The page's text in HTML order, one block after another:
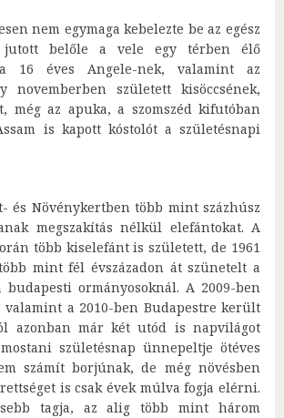
nem egymaga kebelezte be az egész
jutott belőle a vele egy térben élő
16 éves Angele-nek, valamint az
novemberben született kisöccsének,
még az apuka, a szomszéd kifutóban
is kapott kóstolót a születésnapi
és Növénykertben több mint százhúsz
megszakítás nélkül elefántokat. A
több kiselefánt is született, de 1961
mint fél évszázadon át szünetelt a
budapesti ormányosoknál. A 2009-ben
valamint a 2010-ben Budapestre került
azonban már két utód is napvilágot
születésnap ünnepeltje ötéves
számít borjúnak, de még növésben
is csak évek múlva fogja elérni.
tagja, az alig több mint három